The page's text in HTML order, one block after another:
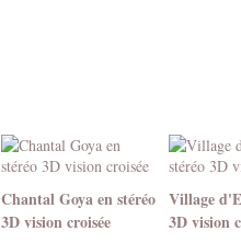
Chantal Goya en stéréo
3D vision croisée
Village
3D vision